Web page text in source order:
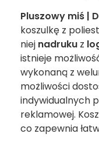
Pluszowy miś |
koszulkę z
niej nadruku z
istnieje
wykonaną z
możliwości
indywidualnych
reklamowej.
co zapewnia